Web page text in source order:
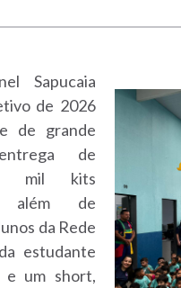
Sapucaia
de 2026
de grande
de
mil kits
além de
da Rede
estudante
e um short,